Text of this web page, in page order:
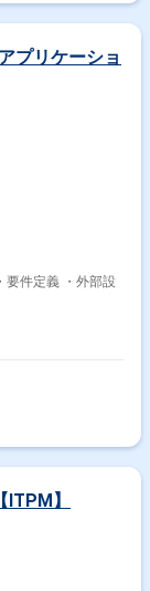
プリケーショ
要件定義 ・外部設
】